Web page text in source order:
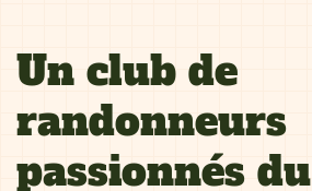
Un club de
randonneurs
passionnés du